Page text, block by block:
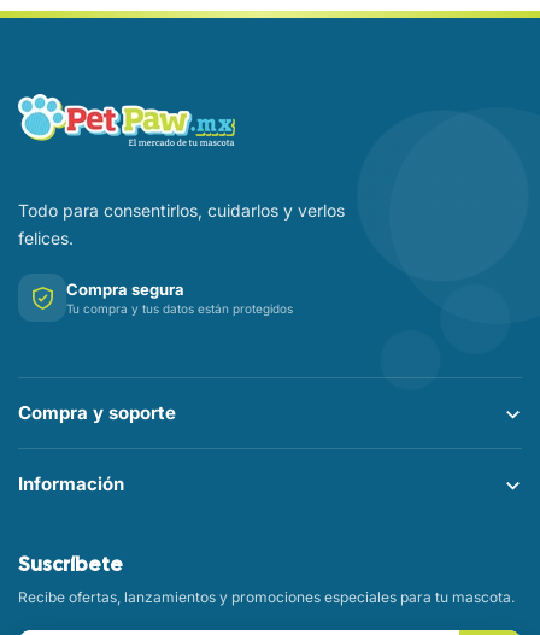
Todo para consentirlos, cuidarlos y verlos
felices.
Compra segura
Tu compra y tus datos están protegidos
Compra y soporte
Información
Suscríbete
Recibe ofertas, lanzamientos y promociones especiales para tu mascota.